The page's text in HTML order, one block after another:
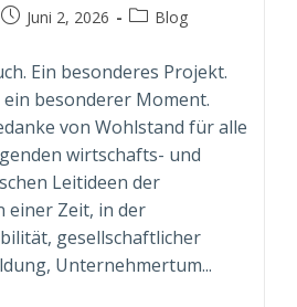
BeitragJuni 2, 2026
Beitrags-
Blog
Ein besonderes Projekt.
besonderer Moment.
von Wohlstand für alle
wirtschafts- und
Leitideen der
einer Zeit, in der
gesellschaftlicher
Unternehmertum...